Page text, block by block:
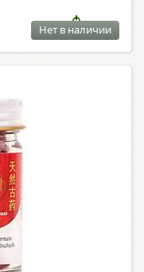
Нет в наличии